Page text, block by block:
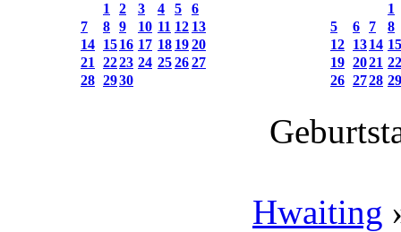
1
2 3 4 5
6
7
8 9 10 11 12 13
14 1516 17 18 1920
21
2223 24 252627
28 2930
1
5
6 7
8
12 1314 15
19 2021 22
26 2728 29
Hwaiting